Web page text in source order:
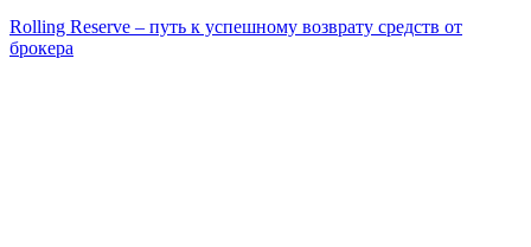
Rolling Reserve – путь к успешному возврату средств от
брокера